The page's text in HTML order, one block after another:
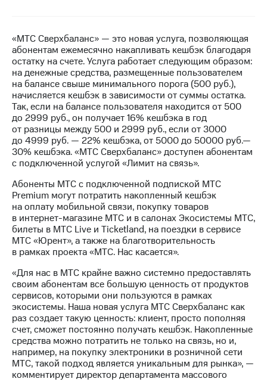
Финансовая
отчетность
Контакты
Новости
в
регионе
и акционерам
Корпоративное
управление
Корпоративный
секретарь
Раскрытие
информации
Информация
акционерам
Документы
"МТС"
Собрания
акционеров
Личный
кабинет
акционера
Акционерный
капитал
Контроль
и
«МТС Сверхбаланс» — это новая услуга, позволяющая
абонентам ежемесячно накапливать кешбэк благодаря
остатку на счете. Услуга работает следующим образом:
на денежные средства, размещенные пользователем
на балансе свыше минимального порога (500 руб.),
начисляется кешбэк в зависимости от суммы остатка.
Так, если на балансе пользователя находится от 500
до 2999 руб., он получает 16% кешбэка в год
от разницы между 500 и 2999 руб., если от 3000
до 4999 руб. — 22% кешбэка, от 5000 до 50000 руб.—
30% кешбэка. «МТС Сверхбаланс» доступен абонентам
с подключенной услугой «Лимит на связь».
Абоненты МТС с подключенной подпиской МТС
Premium могут потратить накопленный кешбэк
на оплату мобильной связи, покупку товаров
в интернет-магазине МТС и в салонах Экосистемы МТС,
билеты в МТС Live и Ticketland, на поездки в сервисе
МТС «Юрент», а также на благотворительность
в рамках проекта «МТС. Нас касается».
«Для нас в МТС крайне важно системно предоставлять
своим абонентам все большую ценность от продуктов
сервисов, которыми они пользуются в рамках
экосистемы. Наша новая услуга МТС Сверхбаланс как
раз создает такую ценность: клиент, просто пополняя
счет, сможет постоянно получать кешбэк. Накопленные
средства можно потратить не только на связь, но и,
например, на покупку электроники в розничной сети
МТС, такой подход является уникальным для рынка», —
комментирует директор департамента массового